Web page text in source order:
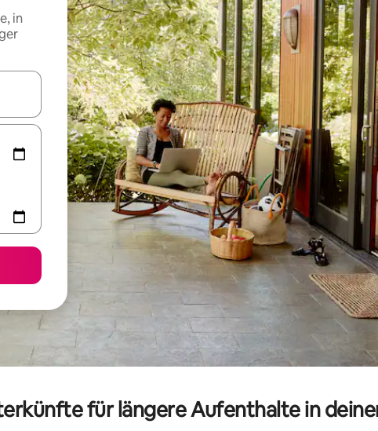
in
den Pfeiltasten nach oben und unten oder erkunde die Ergebnisse
für längere Aufenthalte in